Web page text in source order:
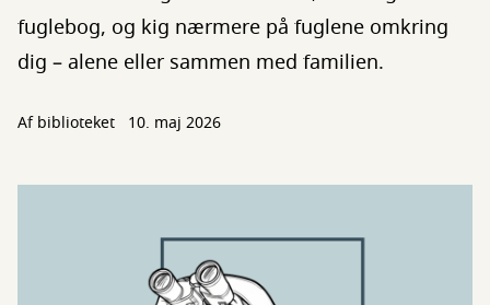
fuglebog, og kig nærmere på fuglene omkring
dig – alene eller sammen med familien.
Af biblioteket 10. maj 2026